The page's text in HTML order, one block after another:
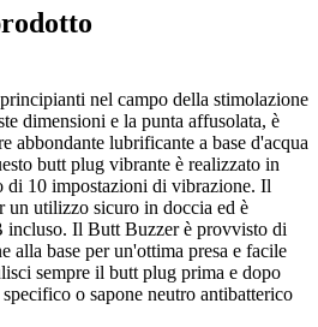
nel campo della stimolazione
dimensioni e la punta affusolata, è
abbondante lubrificante a base d'acqua
butt plug vibrante è realizzato in
di 10 impostazioni di vibrazione. Il
un utilizzo sicuro in doccia ed è
Il Butt Buzzer è provvisto di
alla base per un'ottima presa e facile
sempre il butt plug prima e dopo
o sapone neutro antibatterico